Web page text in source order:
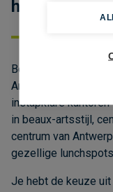
herenhuis in
Ben jij op zoek naar
Antwerpen? Ontdek
instapklare kantoren
in beaux-artsstijl,
centrum van
gezellige
Je hebt de keuze